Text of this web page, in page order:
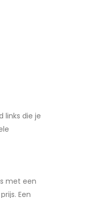
links die je
met een
Een